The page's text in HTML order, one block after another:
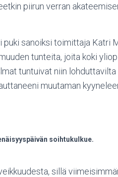
piirun verran
sanoiksi toimittaja Katri
tunteita, joita koki
tuntuivat niin
muutaman
soihtukulkue.
sillä